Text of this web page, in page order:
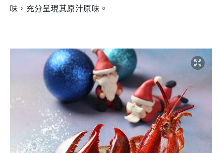
味，充分呈現其原汁原味。